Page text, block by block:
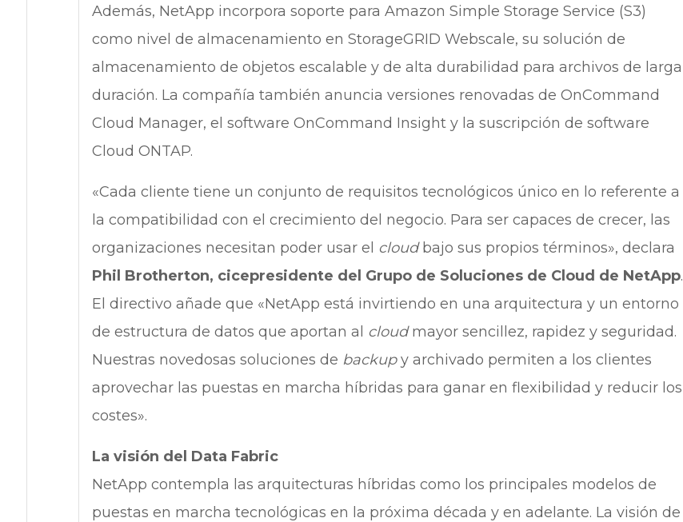
Además, NetApp incorpora soporte para Amazon Simple Storage Service (S3)
como nivel de almacenamiento en StorageGRID Webscale, su solución de
almacenamiento de objetos escalable y de alta durabilidad para archivos de larga
duración. La compañía también anuncia versiones renovadas de OnCommand
Cloud Manager, el software OnCommand Insight y la suscripción de software
Cloud ONTAP.
«Cada cliente tiene un conjunto de requisitos tecnológicos único en lo referente a
la compatibilidad con el crecimiento del negocio. Para ser capaces de crecer, las
organizaciones necesitan poder usar el cloudbajo sus propios términos», declara
Phil Brotherton, cicepresidente del Grupo de Soluciones de Cloud de NetApp.
El directivo añade que «NetApp está invirtiendo en una arquitectura y un entorno
de estructura de datos que aportan al
cloudmayor sencillez, rapidez y seguridad.
Nuestras novedosas soluciones de backupy archivado permiten a los clientes
aprovechar las puestas en marcha híbridas para ganar en flexibilidad y reducir los
costes».
La visión del Data Fabric
NetApp contempla las arquitecturas híbridas como los principales modelos de
puestas en marcha tecnológicas en la próxima década y en adelante. La visión de